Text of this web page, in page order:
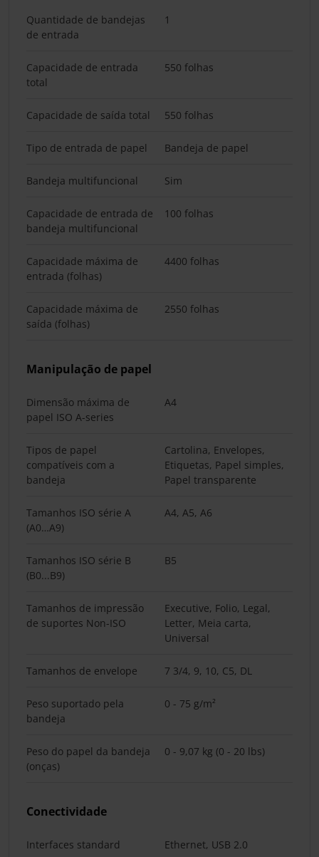
Quantidade de bandejas
de entrada
1
Capacidade de entrada
total
550 folhas
Capacidade de saída total 550 folhas
Tipo de entrada de papel Bandeja de papel
Bandeja multifuncional Sim
Capacidade de entrada de
bandeja multifuncional
100 folhas
Capacidade máxima de
entrada (folhas)
4400 folhas
Capacidade máxima de
saída (folhas)
2550 folhas
Manipulação de papel
Dimensão máxima de
papel ISO A-series
A4
Tipos de papel
compatíveis com a
bandeja
Cartolina, Envelopes,
Etiquetas, Papel simples,
Papel transparente
Tamanhos ISO série A
(A0…A9)
A4, A5, A6
Tamanhos ISO série B
(B0...B9)
B5
Tamanhos de impressão
de suportes Non-ISO
Executive, Folio, Legal,
Letter, Meia carta,
Universal
Tamanhos de envelope 7 3/4, 9, 10, C5, DL
Peso suportado pela
bandeja
0 - 75 g/m²
Peso do papel da bandeja
(onças)
0 - 9,07 kg (0 - 20 lbs)
Conectividade
Interfaces standard Ethernet, USB 2.0